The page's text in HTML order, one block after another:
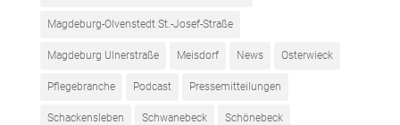
Magdeburg-Olvenstedt St.-Josef-Straße
Magdeburg Ulnerstraße Meisdorf News Osterwieck
Pflegebranche Podcast Pressemitteilungen
Schackensleben Schwanebeck Schönebeck